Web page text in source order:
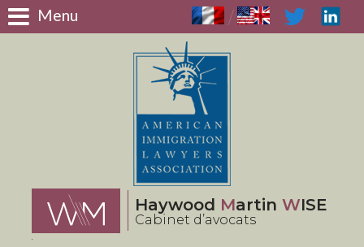
Menu
Haywood Martin WISE
Cabinet d’avocats
/
Panneau de gestion des cookies